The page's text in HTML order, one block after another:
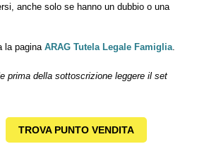
anche solo se hanno un dubbio o una
la pagina ARAG Tutela Legale Famiglia.
prima della sottoscrizione leggere il set
TROVA PUNTO VENDITA